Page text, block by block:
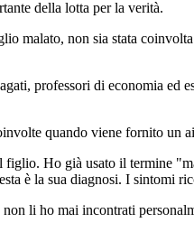
della lotta per la verità.
malato, non sia stata
professori di economia ed
quando viene fornito un
Ho già usato il termine
è la sua diagnosi. I sintomi
non li ho mai incontrati